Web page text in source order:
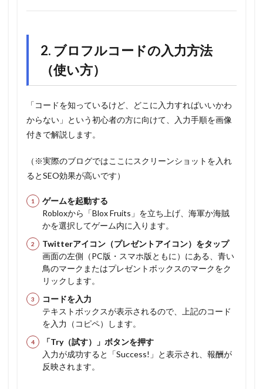
2. ブロフルコードの入力方法
（使い方）
「コードを知っているけど、どこに入力すればいいかわ
からない」という初心者の方に向けて、入力手順を画像
付きで解説します。
（※実際のブログではここにスクリーンショットを入れ
るとSEO効果が高いです）
ゲームを起動する
Robloxから「Blox Fruits」を立ち上げ、海軍か海賊
かを選択してゲーム内に入ります。
Twitterアイコン（プレゼントアイコン）をタップ
画面の左側（PC版・スマホ版ともに）にある、青い
鳥のマークまたはプレゼントボックスのマークをク
リックします。
コードを入力
テキストボックスが表示されるので、上記のコード
を入力（コピペ）します。
「Try（試す）」ボタンを押す
入力が成功すると「Success!」と表示され、報酬が
反映されます。